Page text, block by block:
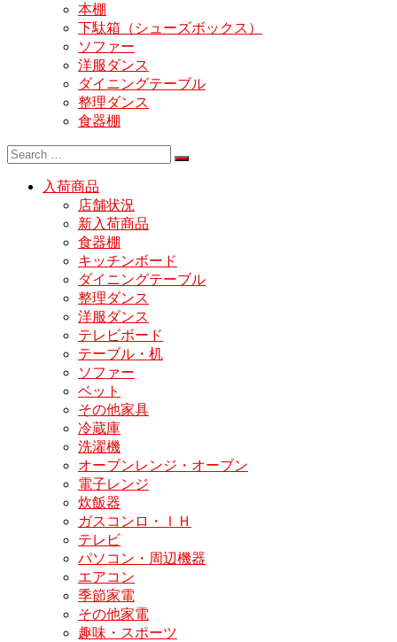
本棚
下駄箱（シューズボックス）
ソファー
洋服ダンス
ダイニングテーブル
整理ダンス
食器棚
入荷商品
店舗状況
新入荷商品
食器棚
キッチンボード
ダイニングテーブル
整理ダンス
洋服ダンス
テレビボード
テーブル・机
ソファー
ベット
その他家具
冷蔵庫
洗濯機
オーブンレンジ・オーブン
電子レンジ
炊飯器
ガスコンロ・ＩＨ
テレビ
パソコン・周辺機器
エアコン
季節家電
その他家電
趣味・スポーツ